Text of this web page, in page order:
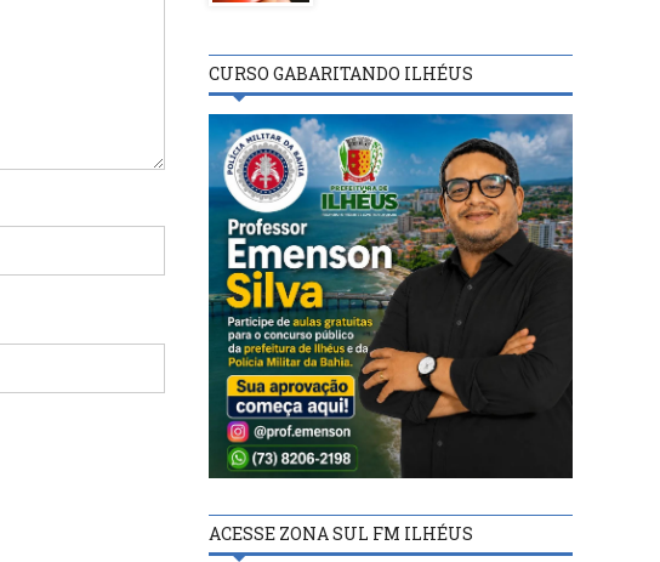
CURSO GABARITANDO ILHÉUS
ACESSE ZONA SUL FM ILHÉUS